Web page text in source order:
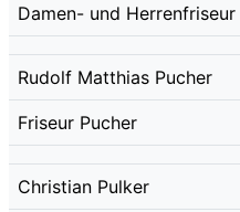
Damen- und
Rudolf Matthias Pucher
Friseur Pucher
Christian Pulker